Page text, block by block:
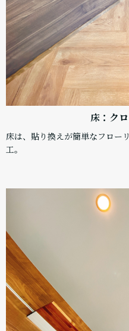
床：ク
床は、貼り換えが簡単なフロー
工。